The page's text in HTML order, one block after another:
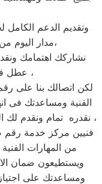
وتقديم الدعم
مدار اليوم من خدمة عملاء دايو فى جناكليس،
نشاركك اهتمامك
عطل فى ايا من اجهزتنا المنزلية ،
لكن اتصالك بنا على
القنية ومساعدتك فى
نقدره تمام ونقدم لك الحلول الممكنة والمساعدة قدر المستطاع ،
فنيين مركز خدمة رقم
من المهارات
ويستطيعون ضمان
ومساعدتك على